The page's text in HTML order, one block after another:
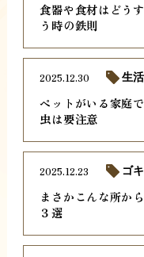
食器や食材はどう
う時の鉄則
ペットがいる家庭
虫は要注意
2025.12.30 生活
まさかこんな所か
３選
2025.12.23 ゴ